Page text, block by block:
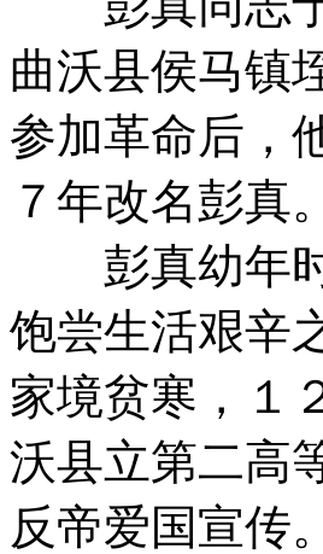
曲沃县侯马镇
参加革命后，
７年改名彭真。
彭真幼年时
饱尝生活艰辛
家境贫寒，１
沃县立第二高
反帝爱国宣传